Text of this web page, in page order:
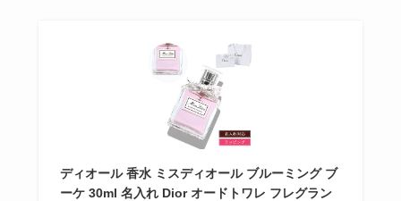
ディオール 香水 ミスディオール ブルーミング ブ
ーケ 30ml 名入れ Dior オードトワレ フレグラン